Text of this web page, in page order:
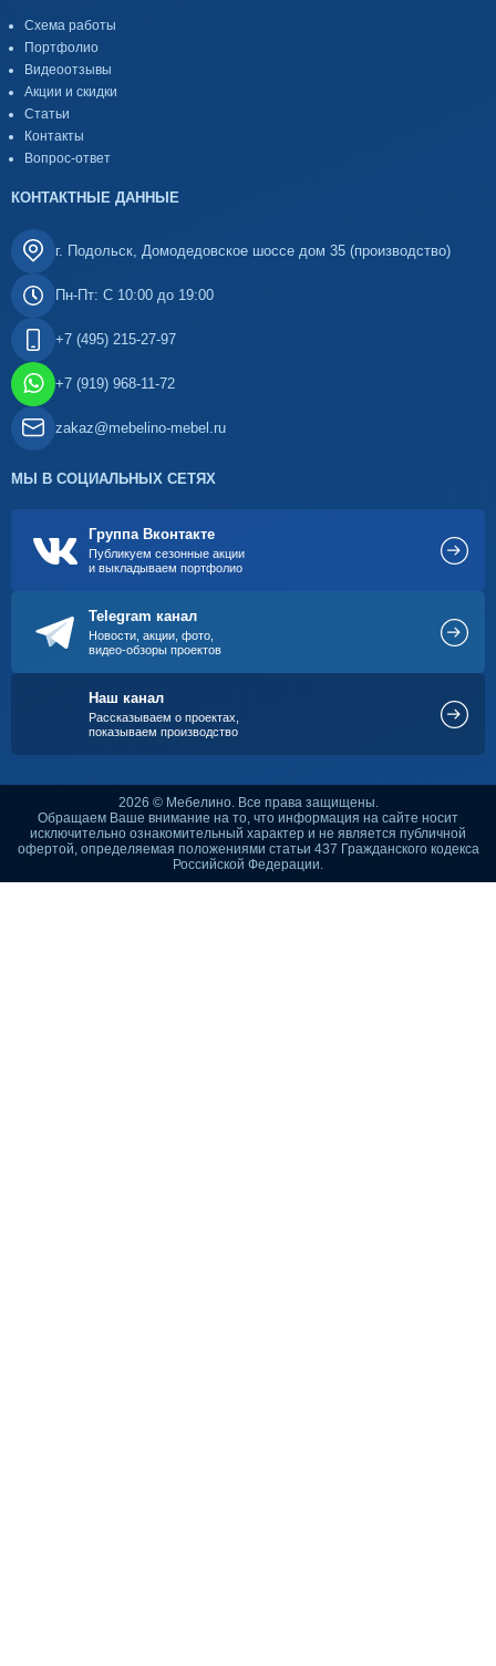
Схема работы
Портфолио
Видеоотзывы
Акции и скидки
Статьи
Контакты
Вопрос-ответ
КОНТАКТНЫЕ ДАННЫЕ
г. Подольск, Домодедовское шоссе дом 35 (производство)
Пн-Пт: С 10:00 до 19:00
+7 (495) 215-27-97
+7 (919) 968-11-72
zakaz@mebelino-mebel.ru
МЫ В СОЦИАЛЬНЫХ СЕТЯХ
Группа Вконтакте
Публикуем сезонные акции
и выкладываем портфолио
Telegram канал
Новости, акции, фото,
видео-обзоры проектов
Наш канал
Рассказываем о проектах,
показываем производство
2026 © Мебелино. Все права защищены.
Обращаем Ваше внимание на то, что информация на сайте носит
исключительно ознакомительный характер и не является публичной
офертой, определяемая положениями статьи 437 Гражданского кодекса
Российской Федерации.